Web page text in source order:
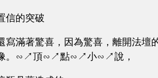
信的突破
寫滿著驚喜，因為驚喜，離開法壇
像。∽↗頂∽↗點∽↗小∽↗說，